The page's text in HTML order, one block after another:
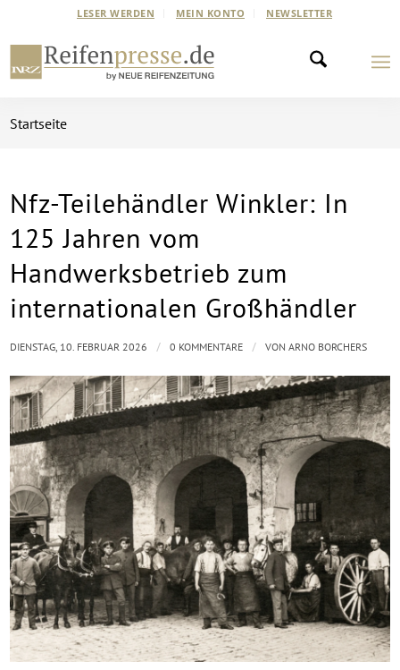
LESER WERDEN MEIN KONTO NEWSLETTER
Startseite
Nfz-Teilehändler Winkler: In
125 Jahren vom
Handwerksbetrieb zum
internationalen Großhändler
DIENSTAG, 10. FEBRUAR 2026 / 0 KOMMENTARE / VONARNO BORCHERS